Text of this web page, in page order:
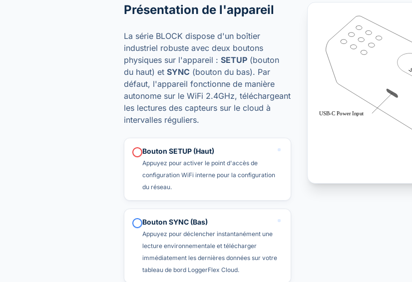
Présentation de l'appareil
La série BLOCK dispose d'un boîtier
industriel robuste avec deux boutons
physiques sur l'appareil : SETUP (bouton
du haut) et SYNC (bouton du bas). Par
défaut, l'appareil fonctionne de manière
autonome sur le WiFi 2.4GHz, téléchargeant
les lectures des capteurs sur le cloud à
intervalles réguliers.
Bouton SETUP (Haut)
Appuyez pour activer le point d'accès de
configuration WiFi interne pour la configuration
du réseau.
Bouton SYNC (Bas)
Appuyez pour déclencher instantanément une
lecture environnementale et télécharger
immédiatement les dernières données sur votre
tableau de bord LoggerFlex Cloud.